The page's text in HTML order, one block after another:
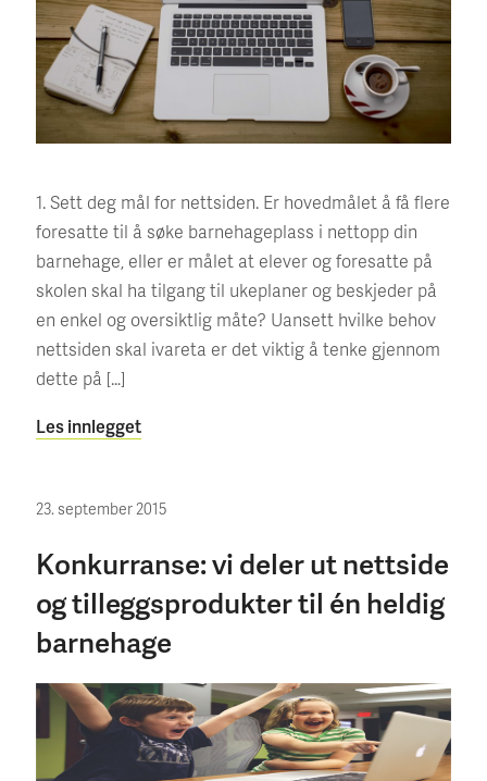
1. Sett deg mål for nettsiden. Er hovedmålet å få flere
foresatte til å søke barnehageplass i nettopp din
barnehage, eller er målet at elever og foresatte på
skolen skal ha tilgang til ukeplaner og beskjeder på
en enkel og oversiktlig måte? Uansett hvilke behov
nettsiden skal ivareta er det viktig å tenke gjennom
dette på […]
Les innlegget
23. september 2015
Konkurranse: vi deler ut nettside
og tilleggsprodukter til én heldig
barnehage